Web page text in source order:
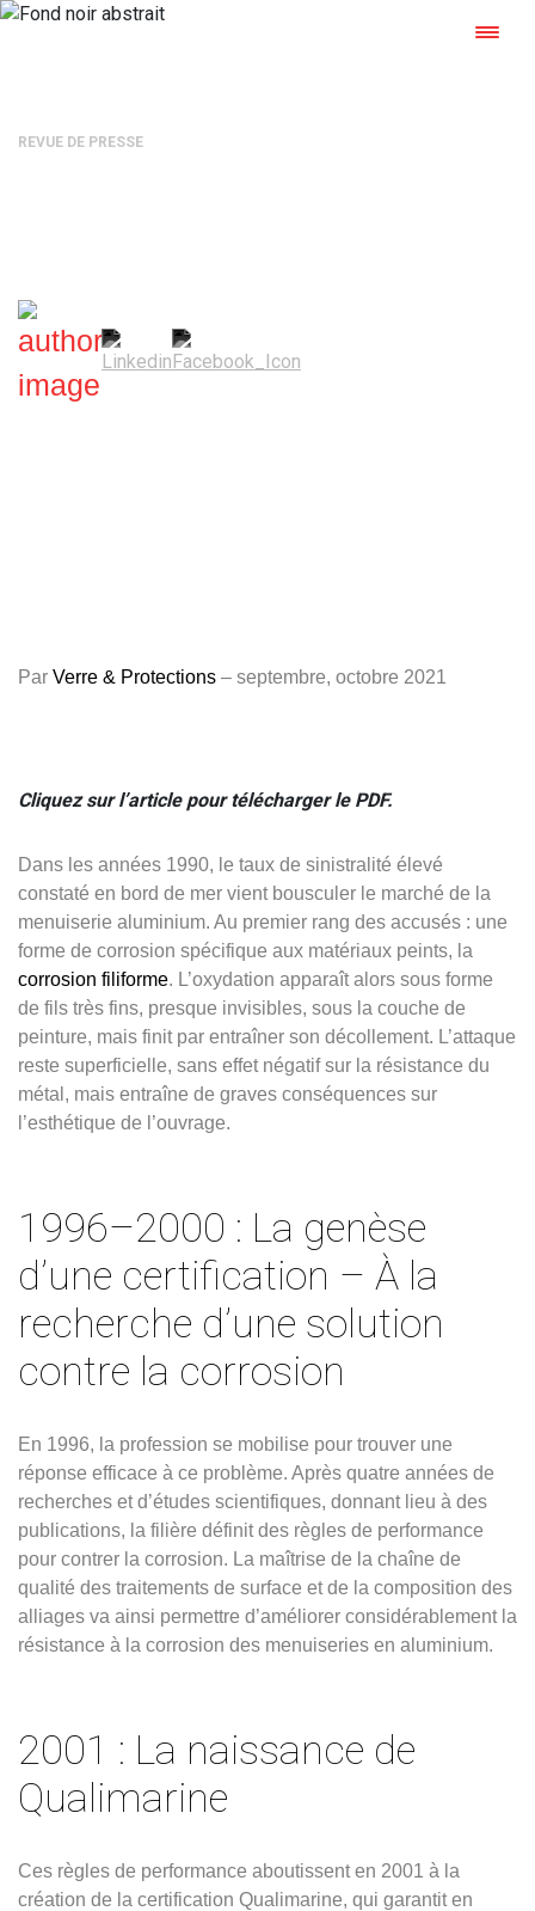
REVUE DE PRESSE
Par Verre & Protections – septembre, octobre 2021
Cliquez sur l’article pour télécharger le PDF.
Dans les années 1990, le taux de sinistralité élevé
constaté en bord de mer vient bousculer le marché de la
menuiserie aluminium. Au premier rang des accusés : une
forme de corrosion spécifique aux matériaux peints, la
corrosion filiforme. L’oxydation apparaît alors sous forme
de fils très fins, presque invisibles, sous la couche de
peinture, mais finit par entraîner son décollement. L’attaque
reste superficielle, sans effet négatif sur la résistance du
métal, mais entraîne de graves conséquences sur
l’esthétique de l’ouvrage.
1996–2000 : La genèse
d’une certification – À la
recherche d’une solution
contre la corrosion
En 1996, la profession se mobilise pour trouver une
réponse efficace à ce problème. Après quatre années de
recherches et d’études scientifiques, donnant lieu à des
publications, la filière définit des règles de performance
pour contrer la corrosion. La maîtrise de la chaîne de
qualité des traitements de surface et de la composition des
alliages va ainsi permettre d’améliorer considérablement la
résistance à la corrosion des menuiseries en aluminium.
2001 : La naissance de
Qualimarine
Ces règles de performance aboutissent en 2001 à la
création de la certification Qualimarine, qui garantit en